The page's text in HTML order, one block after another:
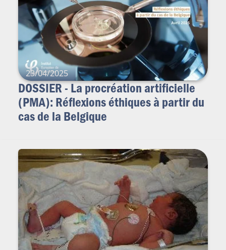
23/04/2025
DOSSIER - La procréation artificielle
(PMA): Réflexions éthiques à partir du
cas de la Belgique